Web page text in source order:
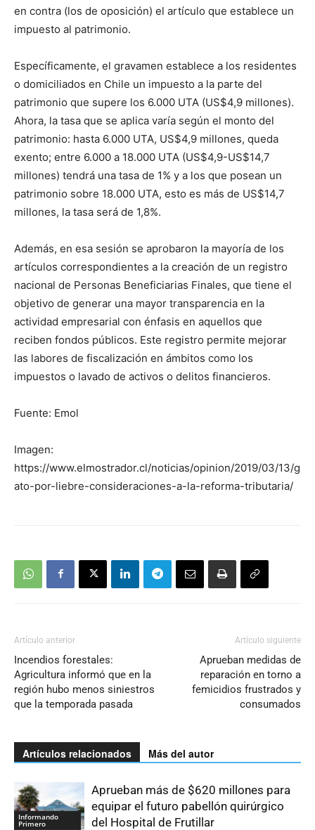
en contra (los de oposición) el artículo que establece un
impuesto al patrimonio.
Específicamente, el gravamen establece a los residentes
o domiciliados en Chile un impuesto a la parte del
patrimonio que supere los 6.000 UTA (US$4,9 millones).
Ahora, la tasa que se aplica varía según el monto del
patrimonio: hasta 6.000 UTA, US$4,9 millones, queda
exento; entre 6.000 a 18.000 UTA (US$4,9-US$14,7
millones) tendrá una tasa de 1% y a los que posean un
patrimonio sobre 18.000 UTA, esto es más de US$14,7
millones, la tasa será de 1,8%.
Además, en esa sesión se aprobaron la mayoría de los
artículos correspondientes a la creación de un registro
nacional de Personas Beneficiarias Finales, que tiene el
objetivo de generar una mayor transparencia en la
actividad empresarial con énfasis en aquellos que
reciben fondos públicos. Este registro permite mejorar
las labores de fiscalización en ámbitos como los
impuestos o lavado de activos o delitos financieros.
Fuente: Emol
Imagen:
https://www.elmostrador.cl/noticias/opinion/2019/03/13/g
ato-por-liebre-consideraciones-a-la-reforma-tributaria/
Artículo anterior
Incendios forestales:
Agricultura informó que en la
región hubo menos siniestros
que la temporada pasada
Artículo siguiente
Aprueban medidas de
reparación en torno a
femicidios frustrados y
consumados
Artículos relacionados Más del autor
Informando
Primero
Aprueban más de $620 millones para
equipar el futuro pabellón quirúrgico
del Hospital de Frutillar